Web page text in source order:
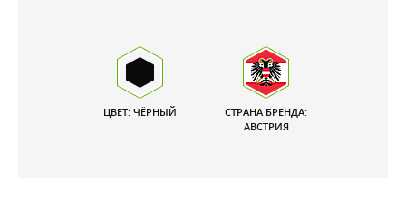
ЦВЕТ: ЧЁРНЫЙ
СТРАНА БРЕНДА:
АВСТРИЯ